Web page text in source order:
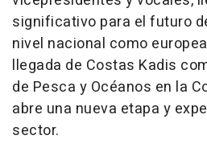
significativo para el futuro
nivel nacional como
llegada de Costas Kadis
de Pesca y Océanos en la
abre una nueva etapa y
sector.